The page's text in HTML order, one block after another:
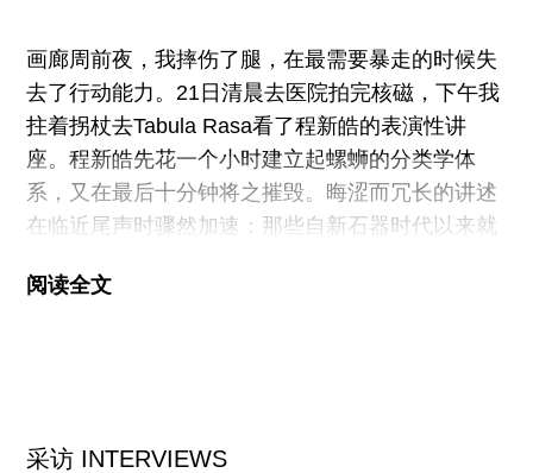
从设计迈阿密出来，我们来到了Terence Riley和
John Bennett的地盘，这里介于Philip Johnson的迎
宾厅和David
画廊周前夜，我摔伤了腿，在最需要暴走的时候失
去了行动能力。21日清晨去医院拍完核磁，下午我
拄着拐杖去Tabula Rasa看了程新皓的表演性讲
座。程新皓先花一个小时建立起螺蛳的分类学体
系，又在最后十分钟将之摧毁。晦涩而冗长的讲述
在临近尾声时骤然加速：那些自新石器时代以来就
绝。于是，那些对螺蛳争先恐后的命名、不断增殖
个半小时里，我从昏昏欲睡到潸然泪下，感动于连
阅读全文
采访 INTERVIEWS